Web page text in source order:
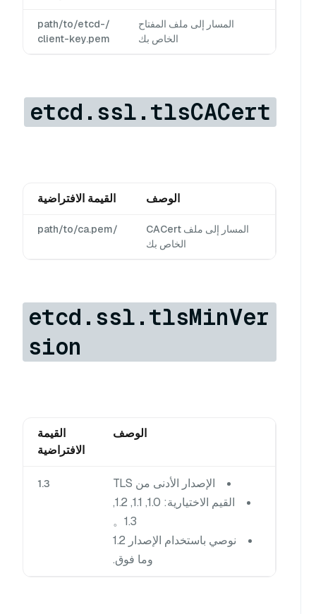
المسار إلى ملف المفتاح
الخاص بك
/path/to/etcd-
client-key.pem
etcd.ssl.tlsCACert
الوصف القيمة الافتراضية
المسار إلى ملف CACert
الخاص بك
/path/to/ca.pem
etcd.ssl.tlsMinVer
sion
الوصف
القيمة
الافتراضية
الإصدار الأدنى من TLS
القيم الاختيارية: 1.0, 1.1, 1.2,
1.3。
نوصي باستخدام الإصدار 1.2
وما فوق.
1.3